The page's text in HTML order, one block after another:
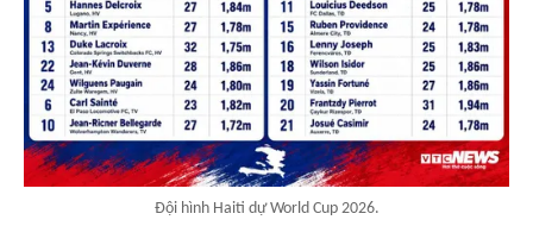
Đội hình Haiti dự World Cup 2026.